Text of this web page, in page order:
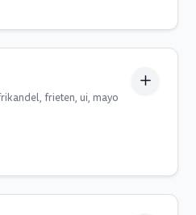
frieten, ui, mayo